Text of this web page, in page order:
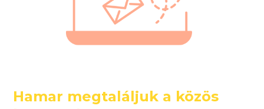
Hamar megtaláljuk a közös